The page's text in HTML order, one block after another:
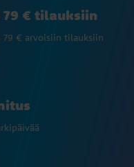
€ tilauksiin
€ arvoisiin tilauksiin